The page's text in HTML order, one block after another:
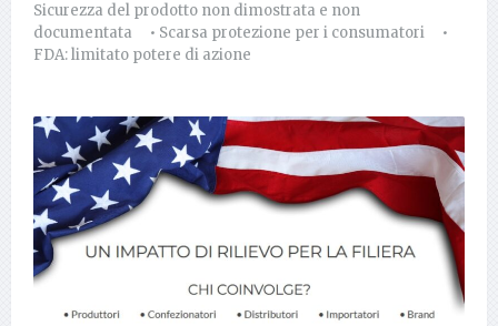
Sicurezza del prodotto non dimostrata e non
documentata • Scarsa protezione per i consumatori •
FDA: limitato potere di azione